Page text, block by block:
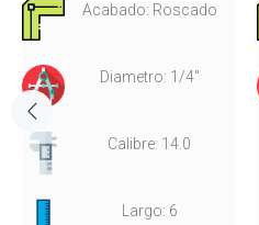
Acabado: Roscado
Diametro: 1/4"
Calibre: 14.0
Largo: 6